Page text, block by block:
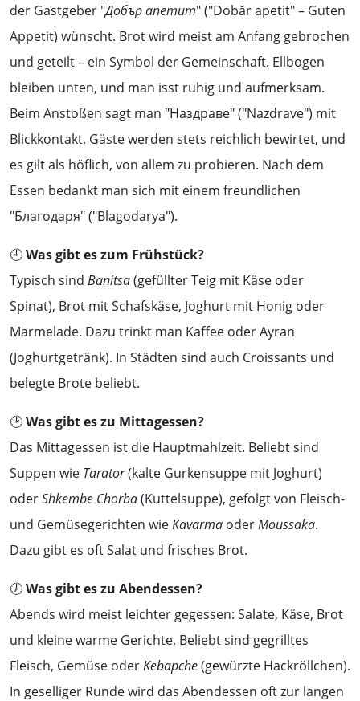
der Gastgeber "Добър апетит" ("Dobăr apetit" – Guten
Appetit) wünscht. Brot wird meist am Anfang gebrochen
und geteilt – ein Symbol der Gemeinschaft. Ellbogen
bleiben unten, und man isst ruhig und aufmerksam.
Beim Anstoßen sagt man "Наздраве" ("Nazdrave") mit
Blickkontakt. Gäste werden stets reichlich bewirtet, und
es gilt als höflich, von allem zu probieren. Nach dem
Essen bedankt man sich mit einem freundlichen
"Благодаря" ("Blagodarya").
🕘Was gibt es zum Frühstück?
Typisch sind Banitsa(gefüllter Teig mit Käse oder
Spinat), Brot mit Schafskäse, Joghurt mit Honig oder
Marmelade. Dazu trinkt man Kaffee oder Ayran
(Joghurtgetränk). In Städten sind auch Croissants und
belegte Brote beliebt.
🕑Was gibt es zu Mittagessen?
Das Mittagessen ist die Hauptmahlzeit. Beliebt sind
Suppen wie Tarator(kalte Gurkensuppe mit Joghurt)
oderShkembe Chorba(Kuttelsuppe), gefolgt von Fleisch-
und Gemüsegerichten wieKavarma oderMoussaka.
Dazu gibt es oft Salat und frisches Brot.
🕖Was gibt es zu Abendessen?
Abends wird meist leichter gegessen: Salate, Käse, Brot
und kleine warme Gerichte. Beliebt sind gegrilltes
Fleisch, Gemüse oderKebapche(gewürzte Hackröllchen).
In geselliger Runde wird das Abendessen oft zur langen